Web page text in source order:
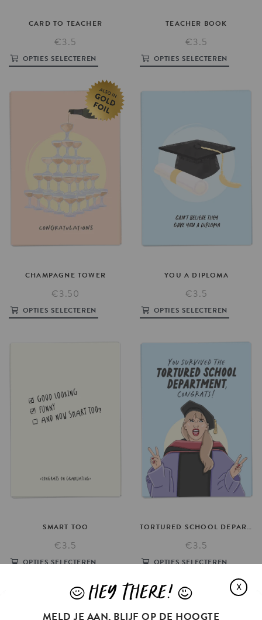
CARD TO TEACHER
€3.5
OPTIES SELECTEREN
TEACHER BOOK
€3.5
OPTIES SELECTEREN
CHAMPAGNE TOWER
€3.50
OPTIES SELECTEREN
YOU A DIPLOMA
€3.5
OPTIES SELECTEREN
SMART TOO
€3.5
OPTIES SELECTEREN
TORTURED SCHOOL DEPARTMENT
€3.5
OPTIES SELECTEREN
X
JHEY THERE! L
MELD JE AAN, BLIJF OP DE HOOGTE